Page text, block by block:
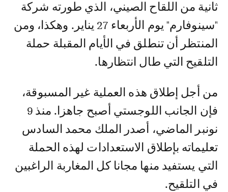
ثانية من اللقاح الصيني، الذي طورته شركة
"سينوفارم" يوم الأربعاء 27 يناير. وهكذا، ومن
المنتظر أن تنطلق في الأيام المقبلة حملة
التلقيح التي طال انتظارها.
من أجل إطلاق هذه العملية غير المسبوقة،
فإن الجانب اللوجستي أصبح جاهزا. منذ 9
نونبر الماضي، أصدر الملك محمد السادس
تعليماته بإطلاق الاستعدادات لهذه الحملة
التي يستفيد منها مجانا كل المغاربة الراغبين
في التلقيح.